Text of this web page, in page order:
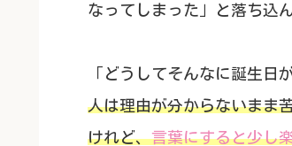
なってしまった」と落ち込
「どうしてそんなに誕生日
人は理由が分からないまま
けれど、言葉にすると少し